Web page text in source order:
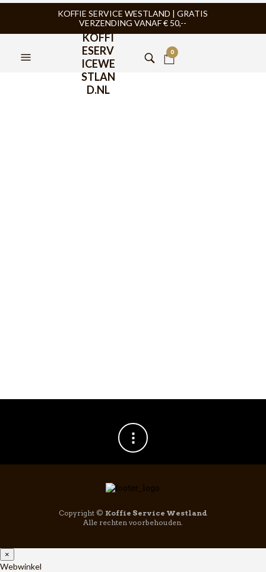
KOFFIE SERVICE WESTLAND | GRATIS
VERZENDING VANAF € 50,--
KOFFI
ESERV
ICEWE
STLAN
D.NL
0
Copyright © Koffie Service Westland
Alle rechten voorbehouden.
×
Webwinkel